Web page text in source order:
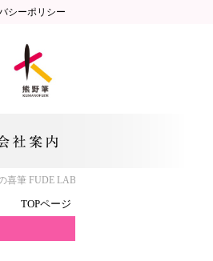
シーポリシー
LAB.「お肌とこころにいい筆」研究
TOPページ